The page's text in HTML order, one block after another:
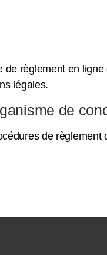
règlement en
légales.
de
de